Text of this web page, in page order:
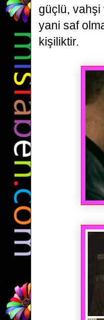
güçlü, vahşi
yani saf
kişiliktir.